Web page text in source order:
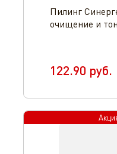
Пилинг
очищение и
122.90 руб.